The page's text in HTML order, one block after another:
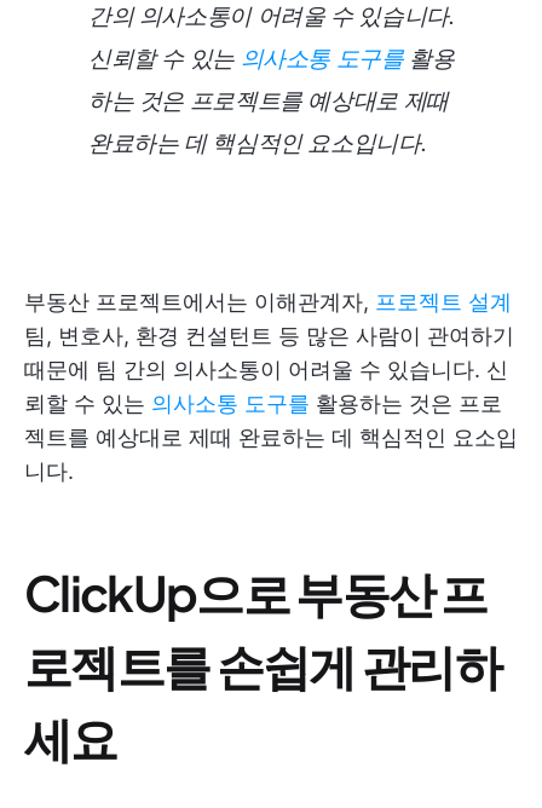
간의 의사소통이 어려울 수 있습니다.
신뢰할 수 있는 의사소통 도구를활용
하는 것은 프로젝트를 예상대로 제때
완료하는 데 핵심적인 요소입니다.
부동산 프로젝트에서는 이해관계자, 프로젝트 설계
팀, 변호사, 환경 컨설턴트 등 많은 사람이 관여하기
때문에 팀 간의 의사소통이 어려울 수 있습니다. 신
뢰할 수 있는 의사소통 도구를 활용하는 것은 프로
젝트를 예상대로 제때 완료하는 데 핵심적인 요소입
니다.
ClickUp으로 부동산 프
로젝트를 손쉽게 관리하
세요